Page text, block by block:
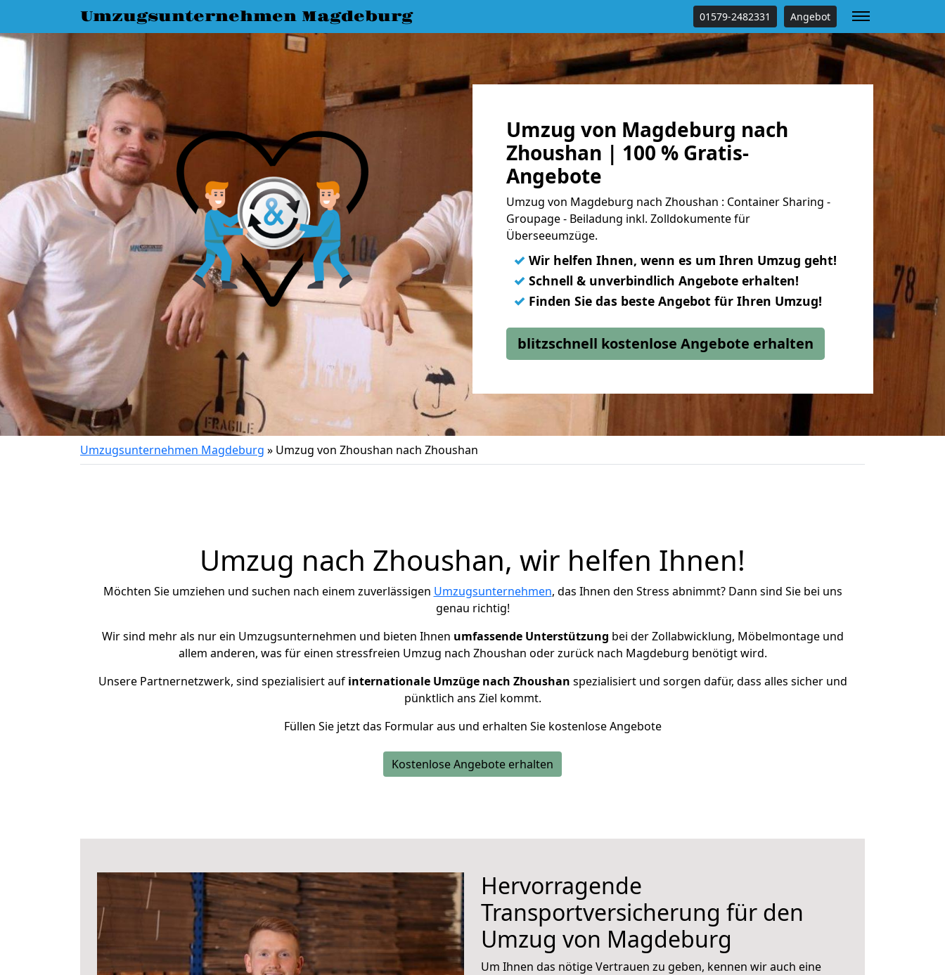
Umzugsunternehmen Magdeburg 01579-2482331 Angebot
Umzug von Magdeburg nach
Zhoushan | 100 % Gratis-
Angebote
Umzug von Magdeburg nach Zhoushan : Container Sharing -
Groupage - Beiladung inkl. Zolldokumente für
Überseeumzüge.
✓ Wir helfen Ihnen, wenn es um Ihren Umzug geht!
✓ Schnell & unverbindlich Angebote erhalten!
✓ Finden Sie das beste Angebot für Ihren Umzug!
blitzschnell kostenlose Angebote erhalten
Umzugsunternehmen Magdeburg » Umzug von Zhoushan nach Zhoushan
Umzug nach Zhoushan, wir helfen Ihnen!
Möchten Sie umziehen und suchen nach einem zuverlässigen Umzugsunternehmen, das Ihnen den Stress abnimmt? Dann sind Sie bei uns
genau richtig!
Wir sind mehr als nur ein Umzugsunternehmen und bieten Ihnen umfassende Unterstützung bei der Zollabwicklung, Möbelmontage und
allem anderen, was für einen stressfreien Umzug nach Zhoushan oder zurück nach Magdeburg benötigt wird.
Unsere Partnernetzwerk, sind spezialisiert auf internationale Umzüge nach Zhoushan spezialisiert und sorgen dafür, dass alles sicher und
pünktlich ans Ziel kommt.
Füllen Sie jetzt das Formular aus und erhalten Sie kostenlose Angebote
Kostenlose Angebote erhalten
Hervorragende
Transportversicherung für den
Umzug von Magdeburg
Um Ihnen das nötige Vertrauen zu geben, kennen wir auch eine